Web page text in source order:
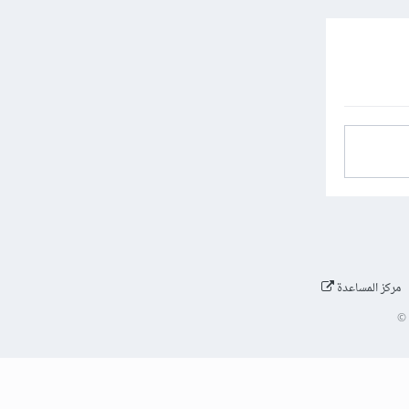
مركز المساعدة
©